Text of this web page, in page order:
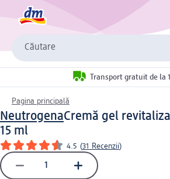
Căutare
Transport gratuit de la
Pagina principală
NeutrogenaCremă gel
15 ml
4.5 (31 Recenzii)